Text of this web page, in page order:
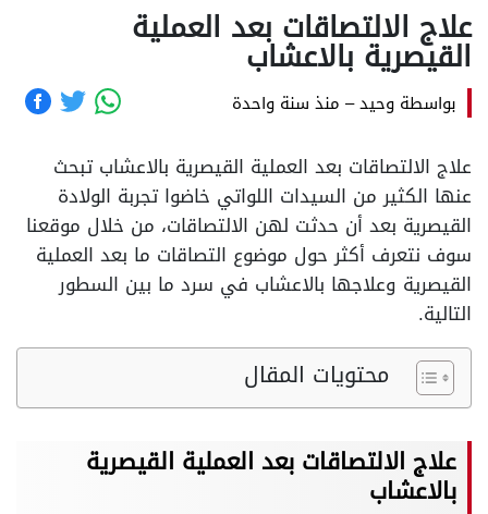
علاج الالتصاقات بعد العملية
القيصرية بالاعشاب
بواسطة وحيد– منذ سنة واحدة
علاج الالتصاقات بعد العملية القيصرية بالاعشاب تبحث
عنها الكثير من السيدات اللواتي خاضوا تجربة الولادة
القيصرية بعد أن حدثت لهن الالتصاقات، من خلال موقعنا
سوف نتعرف أكثر حول موضوع التصاقات ما بعد العملية
القيصرية وعلاجها بالاعشاب في سرد ما بين السطور
التالية.
محتويات المقال
علاج الالتصاقات بعد العملية القيصرية
بالاعشاب